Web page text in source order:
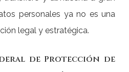
personales ya no es una
legal y estratégica.
de Protección de